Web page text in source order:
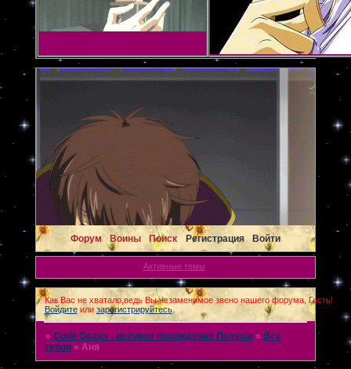
Форум Воины Поиск Регистрация Войти
Активные темы
Как Вас не хватало,ведь Вы незаменимое звено нашего форума, Гость!
Войдитеили зарегистрируйтесь.
» Code Geass - великое похождение Лелуша » Все
герои » Аня